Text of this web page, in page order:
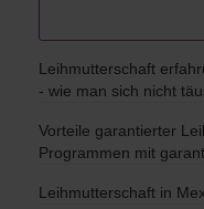
Leihmutterschaft
- wie man sich nicht
Vorteile garantierter
Programmen mit
Leihmutterschaft in